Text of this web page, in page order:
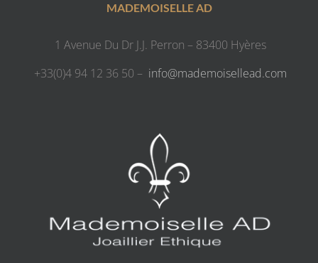
MADEMOISELLE AD
1 Avenue Du Dr J.J. Perron – 83400 Hyères
+33(0)4 94 12 36 50 – info@mademoisellead.com